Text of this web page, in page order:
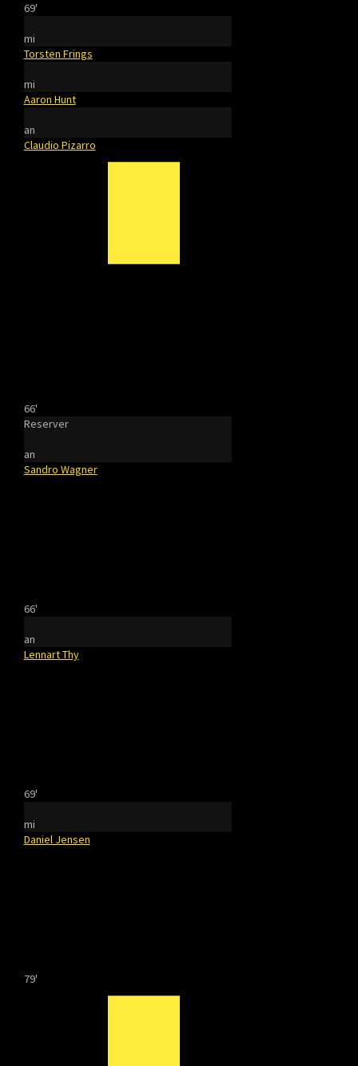
69'
mi
Torsten Frings
mi
Aaron Hunt
an
Claudio Pizarro
66'
Reserver
an
Sandro Wagner
66'
an
Lennart Thy
69'
mi
Daniel Jensen
79'